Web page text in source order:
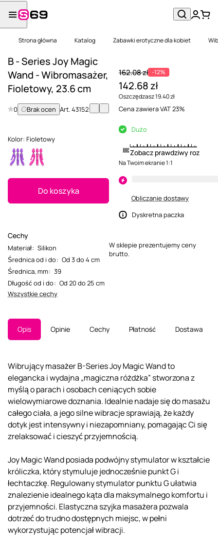
Strona główna Katalog Zabawki erotyczne dla kobiet
B - Series Joy Magic
Wand - Wibromasażer,
Fioletowy, 23.6 cm
0 Brak ocen Art.43152
Kolor: Fioletowy
Do koszyka
Cechy
Materiał: Silikon
Średnica od i do: Od 3 do 4 cm
Średnica, mm: 39
Długość od i do: Od 20 do 25 cm
Wszystkie cechy
162.08 zł -12%
142.68 zł
Oszczędzasz 19.40 zł
Cena zawiera VAT 23%
Dużo
Zobacz prawdziwy rozmiar
Na Twoim ekranie 1:1
Obliczanie dostawy
Dyskretna paczka
W sklepie prezentujemy ceny
brutto.
Opis Opinie Cechy Płatność Dostawa
Wibrujący masażer B-Series Joy Magic Wand to
elegancka i wydajna „magiczna różdżka” stworzona z
myślą o parach i osobach ceniących sobie
wielowymiarowe doznania. Idealnie nadaje się do masażu
całego ciała, a jego silne wibracje sprawiają, że każdy
dotyk jest intensywny i niezapomniany, pomagając Ci się
zrelaksować i cieszyć przyjemnością.
Joy Magic Wand posiada podwójny stymulator w kształcie
króliczka, który stymuluje jednocześnie punkt G i
łechtaczkę. Regulowany stymulator punktu G ułatwia
znalezienie idealnego kąta dla maksymalnego komfortu i
przyjemności. Elastyczna szyjka masażera pozwala
dotrzeć do trudno dostępnych miejsc, w pełni
wykorzystując potencjał wibracji.